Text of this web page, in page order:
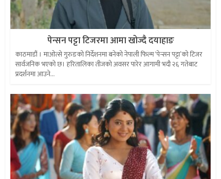
पेन्सन पट्टा टिजरमा आमा खोज्दै दयाहाङ
काठमाडौं । माओत्से गुरुङको निर्देशनमा बनेको नेपाली फिल्म ‘पेन्सन पट्टा’को टिजर
सार्वजनिक भएको छ। हरितालिका तीजको अवसर पारेर आगामी भदौ २६ गतेबाट
प्रदर्शनमा आउने...